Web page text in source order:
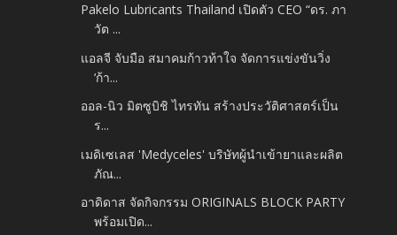
Pakelo Lubricants Thailand เปิดตัว CEO “ดร. ภา
วัต ...
แอลจี จับมือ สมาคมก้าวท้าใจ จัดการแข่งขันวิ่ง
‘ก้า...
ออล-นิว มิตซูบิชิ ไทรทัน สร้างประวัติศาสตร์เป็น
ร...
เมดิเซเลส 'Medyceles' บริษัทผู้นําเข้ายาและผลิต
ภัณ...
อาดิดาส จัดกิจกรรม ORIGINALS BLOCK PARTY
พร้อมเปิด...